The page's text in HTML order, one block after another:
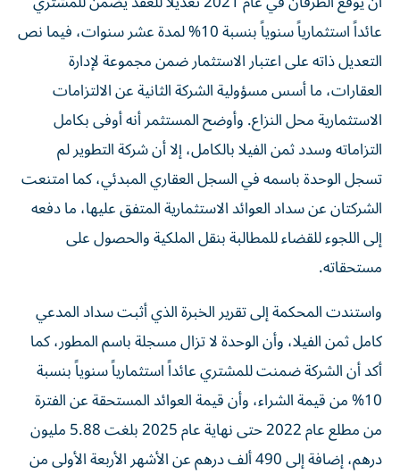
عائداً استثمارياً سنوياً بنسبة 10% لمدة عشر سنوات، فيما نص
التعديل ذاته على اعتبار الاستثمار ضمن مجموعة لإدارة
العقارات، ما أسس مسؤولية الشركة الثانية عن الالتزامات
الاستثمارية محل النزاع. وأوضح المستثمر أنه أوفى بكامل
التزاماته وسدد ثمن الفيلا بالكامل، إلا أن شركة التطوير لم
تسجل الوحدة باسمه في السجل العقاري المبدئي، كما امتنعت
الشركتان عن سداد العوائد الاستثمارية المتفق عليها، ما دفعه
إلى اللجوء للقضاء للمطالبة بنقل الملكية والحصول على
مستحقاته.
واستندت المحكمة إلى تقرير الخبرة الذي أثبت سداد المدعي
كامل ثمن الفيلا، وأن الوحدة لا تزال مسجلة باسم المطور، كما
أكد أن الشركة ضمنت للمشتري عائداً استثمارياً سنوياً بنسبة
10% من قيمة الشراء، وأن قيمة العوائد المستحقة عن الفترة
من مطلع عام 2022 حتى نهاية عام 2025 بلغت 5.88 مليون
درهم، إضافة إلى 490 ألف درهم عن الأشهر الأربعة الأولى من